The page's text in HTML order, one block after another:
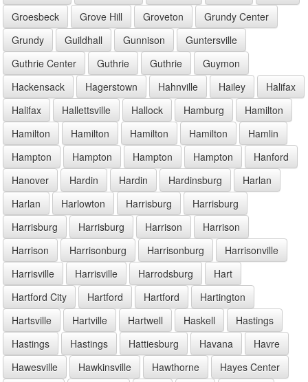
Groesbeck
Grove Hill Groveton
Grundy Center
Grundy
Guildhall Gunnison
Guntersville
Guthrie Center
Guthrie Guthrie
Guymon
Hackensack
Hagerstown Hahnville Hailey
Halifax
Halifax
Hallettsville Hallock Hamburg
Hamilton
Hamilton
Hamilton Hamilton Hamilton
Hamlin
Hampton
Hampton Hampton Hampton
Hanford
Hanover
Hardin Hardin Hardinsburg
Harlan
Harlan
Harlowton Harrisburg
Harrisburg
Harrisburg
Harrisburg Harrison
Harrison
Harrison
Harrisonburg Harrisonburg
Harrisonville
Harrisville
Harrisville Harrodsburg
Hart
Hartford City
Hartford Hartford
Hartington
Hartsville
Hartville Hartwell Haskell
Hastings
Hastings
Hastings Hattiesburg Havana
Havre
Hawesville
Hawkinsville Hawthorne
Hayes Center